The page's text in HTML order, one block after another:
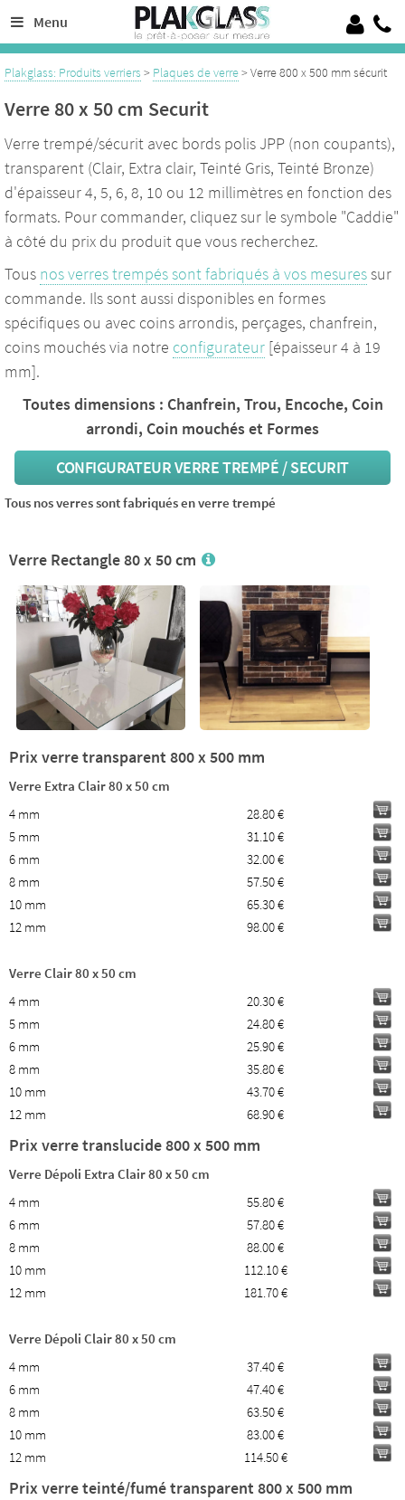
Menu
Découpe de verre sur mesure de 4 à 19 mm, 100% Verre trempé sécurit
Crédence en verre laqué ou émaillé, verre pour garde corps, verrières
Plakglass: Produits verriers > Plaques de verre> Verre 800 x 500 mm sécurit
Verre 80 x 50 cm Securit
Verre trempé/sécurit avec bords polis JPP (non coupants),
transparent (Clair, Extra clair, Teinté Gris, Teinté Bronze)
d'épaisseur 4, 5, 6, 8, 10 ou 12 millimètres en fonction des
formats. Pour commander, cliquez sur le symbole "Caddie"
à côté du prix du produit que vous recherchez.
Tous nos verres trempés sont fabriqués à vos mesuressur
commande. Ils sont aussi disponibles en formes
spécifiques ou avec coins arrondis, perçages, chanfrein,
coins mouchés via notre configurateur [épaisseur 4 à 19
mm].
Toutes dimensions : Chanfrein, Trou, Encoche, Coin
arrondi, Coin mouchés et Formes
CONFIGURATEUR VERRE TREMPÉ / SECURIT
Tous nos verres sont fabriqués en verre trempé
Verre Rectangle 80 x 50 cm
Prix verre transparent 800 x 500 mm
Verre Extra Clair 80 x 50 cm
4 mm
28.80 €
5 mm
31.10 €
6 mm
32.00 €
8 mm
57.50 €
10 mm
65.30 €
12 mm
98.00 €
Verre Clair 80 x 50 cm
4 mm
20.30 €
5 mm
24.80 €
6 mm
25.90 €
8 mm
35.80 €
10 mm
43.70 €
12 mm
68.90 €
Prix verre translucide 800 x 500 mm
Verre Dépoli Extra Clair 80 x 50 cm
4 mm
55.80 €
6 mm
57.80 €
8 mm
88.00 €
10 mm
112.10 €
12 mm
181.70 €
Verre Dépoli Clair 80 x 50 cm
4 mm
37.40 €
6 mm
47.40 €
8 mm
63.50 €
10 mm
83.00 €
12 mm
114.50 €
Prix verre teinté/fumé transparent 800 x 500 mm